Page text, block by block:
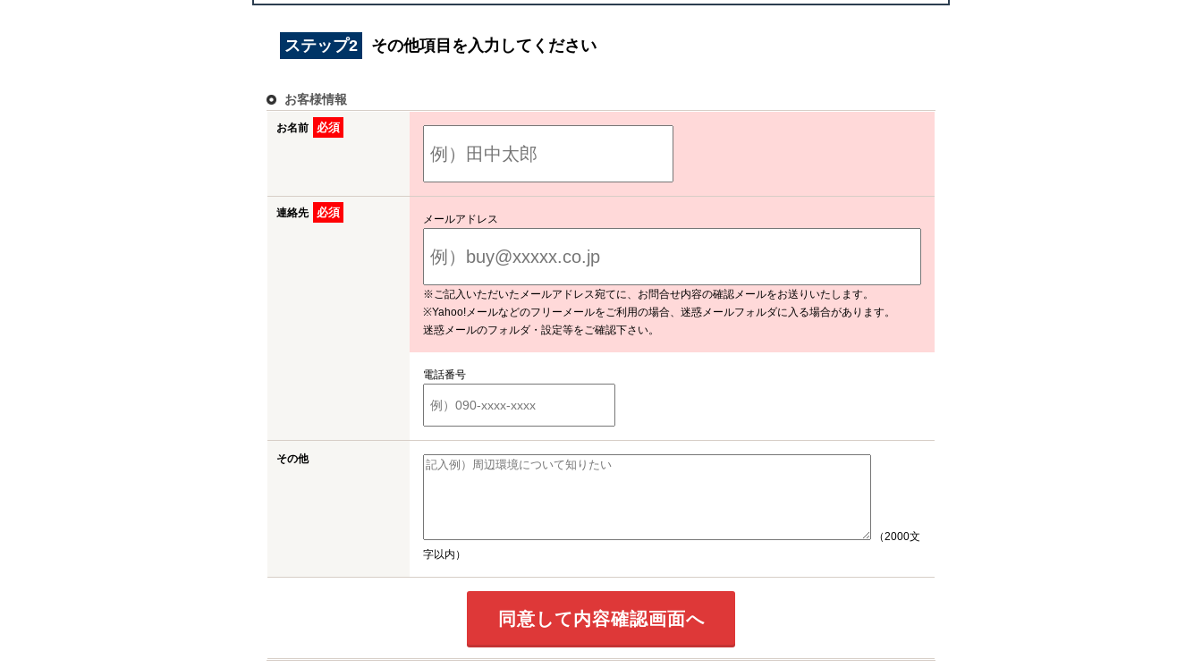
ステップ2 その他項目を入力してください
お客様情報
お名前 必須
連絡先 必須 メールアドレス
※ご記入いただいたメールアドレス宛てに、お問合せ内容の確認メールをお送りいたします。
※Yahoo!メールなどのフリーメールをご利用の場合、迷惑メールフォルダに入る場合があります。
迷惑メールのフォルダ・設定等をご確認下さい。
電話番号
その他
（2000文
字以内）